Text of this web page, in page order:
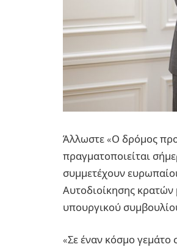
Άλλωστε «Ο δρόμος
πραγματοποιείται
συμμετέχουν
Αυτοδιοίκησης
υπουργικού
«Σε έναν κόσμο γεμάτο